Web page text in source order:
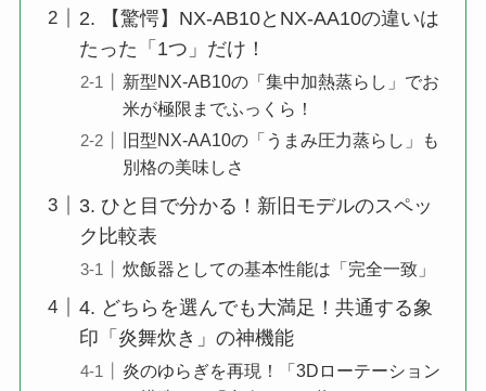
2. 【驚愕】NX-AB10とNX-AA10の違いは
たった「1つ」だけ！
新型NX-AB10の「集中加熱蒸らし」でお
米が極限までふっくら！
旧型NX-AA10の「うまみ圧力蒸らし」も
別格の美味しさ
3. ひと目で分かる！新旧モデルのスペッ
ク比較表
炊飯器としての基本性能は「完全一致」
4. どちらを選んでも大満足！共通する象
印「炎舞炊き」の神機能
炎のゆらぎを再現！「3Dローテーション